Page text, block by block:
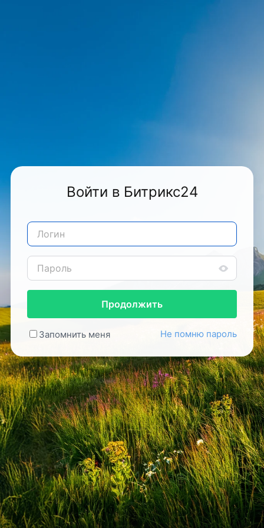
Войти в Битрикс24
Продолжить
Запомнить меня Не помню пароль